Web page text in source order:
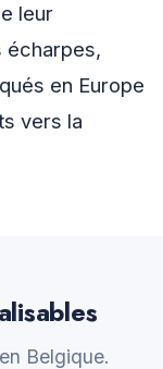
leur
écharpes,
en Europe
vers la
Belgique.